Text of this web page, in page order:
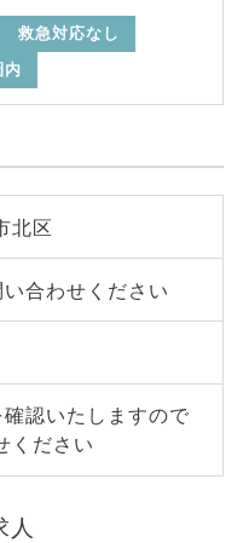
救急対応なし
内
北区
合わせください
認いたしますので
ください